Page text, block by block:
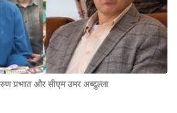
प्रभात और सीएम उमर अब्दुल्ला